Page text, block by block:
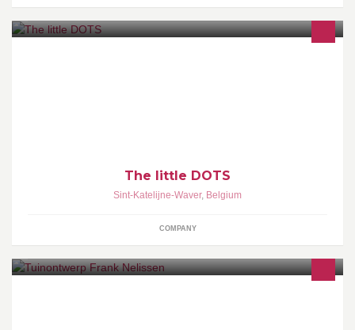
The little DOTS
Sint-Katelijne-Waver, Belgium
COMPANY